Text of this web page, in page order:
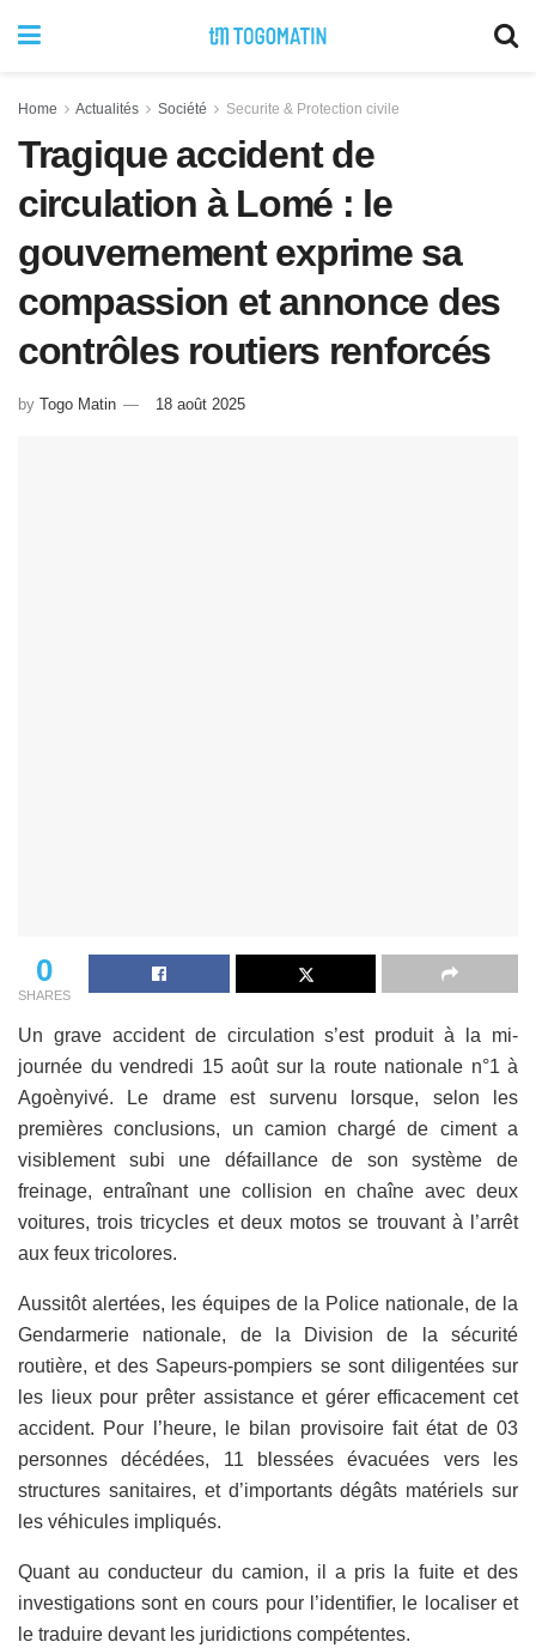
Home Actualités Société Securite & Protection civile
Tragique accident de
circulation à Lomé : le
gouvernement exprime sa
compassion et annonce des
contrôles routiers renforcés
by Togo Matin 18 août 2025
0
SHARES
Un grave accident de circulation s’est produit à la mi-
journée du vendredi 15 août sur la route nationale n°1 à
Agoènyivé. Le drame est survenu lorsque, selon les
premières conclusions, un camion chargé de ciment a
visiblement subi une défaillance de son système de
freinage, entraînant une collision en chaîne avec deux
voitures, trois tricycles et deux motos se trouvant à l’arrêt
aux feux tricolores.
Aussitôt alertées, les équipes de la Police nationale, de la
Gendarmerie nationale, de la Division de la sécurité
routière, et des Sapeurs-pompiers se sont diligentées sur
les lieux pour prêter assistance et gérer efficacement cet
accident. Pour l’heure, le bilan provisoire fait état de 03
personnes décédées, 11 blessées évacuées vers les
structures sanitaires, et d’importants dégâts matériels sur
les véhicules impliqués.
Quant au conducteur du camion, il a pris la fuite et des
investigations sont en cours pour l’identifier, le localiser et
le traduire devant les juridictions compétentes.